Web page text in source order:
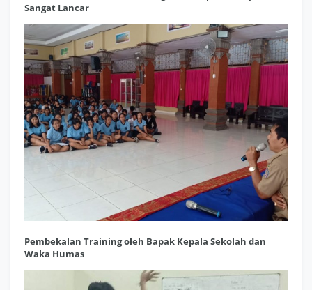
Sangat Lancar
Pembekalan Training oleh Bapak Kepala Sekolah dan
Waka Humas